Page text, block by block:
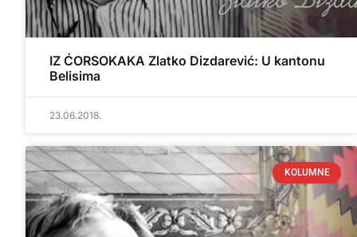
IZ ĆORSOKAKA Zlatko Dizdarević: U kantonu
Belisima
23.06.2018.
KOLUMNE